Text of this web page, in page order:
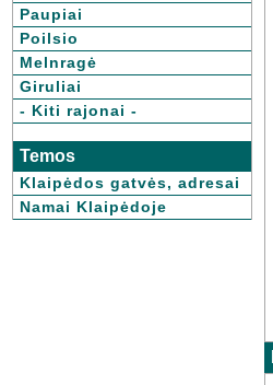
Paupiai
Poilsio
Melnragė
Giruliai
- Kiti rajonai -
Temos
Klaipėdos gatvės, adresai
Namai Klaipėdoje